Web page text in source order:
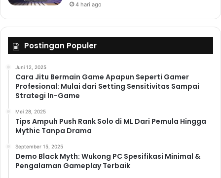
daya tarik tersendiri bagi para penggemar setia
masing-masing konsol.
Prediksi dan Antisipasi
Daftar ini hanyalah sebagian kecil dari game PC dan
konsol yang paling ditunggu di tahun 2025. Masih
banyak game lain yang sedang dalam pengembangan
dan akan diumumkan dalam beberapa bulan
mendatang. Kita dapat mengharapkan kejutan-kejutan
menarik dan inovasi-inovasi baru dalam industri game.
Siapkan diri Anda untuk tahun 2025 yang penuh
Kesimpulan
Tahun 2025 menjanjikan banyak sekali game PC dan
4 hari ago
Postingan Populer
Juni 12, 2025
Cara Jitu Bermain Game Apapun Seperti Gamer
Profesional: Mulai dari Setting Sensitivitas Sampai
Strategi In-Game
Mei 28, 2025
Tips Ampuh Push Rank Solo di ML Dari Pemula Hingga
Mythic Tanpa Drama
September 15, 2025
Demo Black Myth: Wukong PC Spesifikasi Minimal &
Pengalaman Gameplay Terbaik